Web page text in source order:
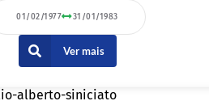
01/02/1977 31/01/1983
Ver mais